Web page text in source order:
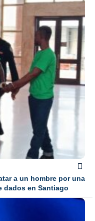
a un hombre por una
dados en Santiago